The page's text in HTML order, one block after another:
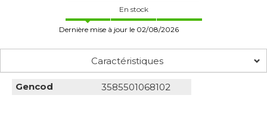
En stock
Dernière mise à jour le 02/08/2026
Caractéristiques
Gencod 3585501068102